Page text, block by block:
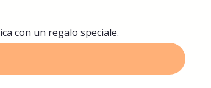
con un regalo speciale.